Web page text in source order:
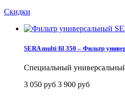
Скидки
SERA multi fil 350 – Фильтр
Специальный
3 050 руб 3 900 руб